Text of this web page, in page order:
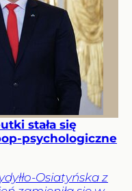
stała się
psychologiczne
Osiatyńska z